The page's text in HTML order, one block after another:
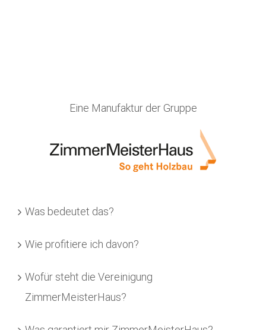
Eine Manufaktur der Gruppe
Was bedeutet das?
Wie profitiere ich davon?
Wofür steht die Vereinigung
ZimmerMeisterHaus?